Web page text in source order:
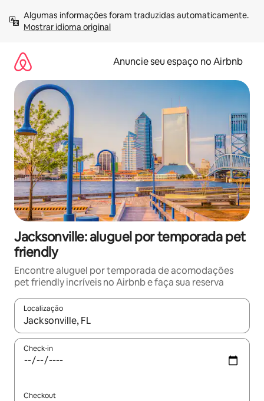
para
Mostrar idioma original
Anuncie seu espaço no Airbnb
Jacksonville: aluguel por temporada pet
friendly
Encontre aluguel por temporada de acomodações
pet friendly incríveis no Airbnb e faça sua reserva
Localização
Quando os resultados estiverem disponíveis, explore-os
Check-in
Checkout